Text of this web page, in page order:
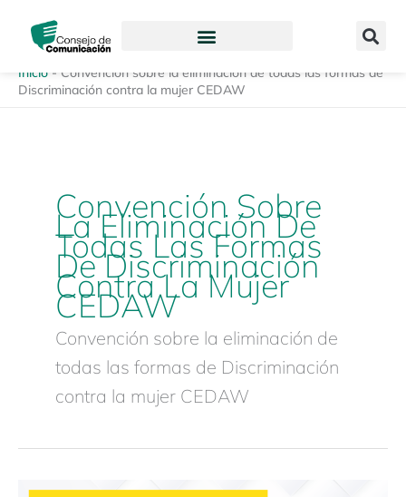
contenido
Inicio - Convención sobre la eliminación de todas las formas de
Discriminación contra la mujer CEDAW
Convención Sobre
La Eliminación De
Todas Las Formas
De Discriminación
Contra La Mujer
CEDAW
Convención sobre la eliminación de
todas las formas de Discriminación
contra la mujer CEDAW
Comunicado